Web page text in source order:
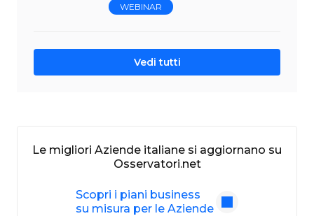
WEBINAR
Vedi tutti
Le migliori Aziende italiane si aggiornano su
Osservatori.net
Scopri i piani business
su misura per le Aziende